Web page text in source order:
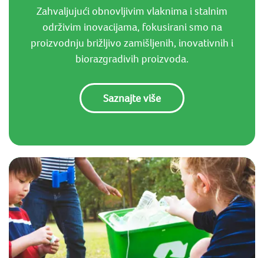
Zahvaljujući obnovljivim vlaknima i stalnim
održivim inovacijama, fokusirani smo na
proizvodnju brižljivo zamišljenih, inovativnih i
biorazgradivih proizvoda.
Saznajte više